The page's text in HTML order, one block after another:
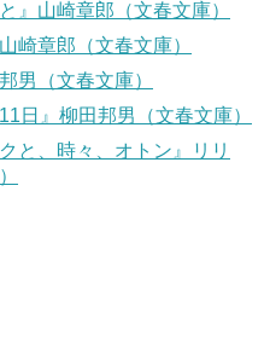
』山崎章郎（文春文庫）
崎章郎（文春文庫）
男（文春文庫）
日』柳田邦男（文春文庫）
と、時々、オトン』リリ